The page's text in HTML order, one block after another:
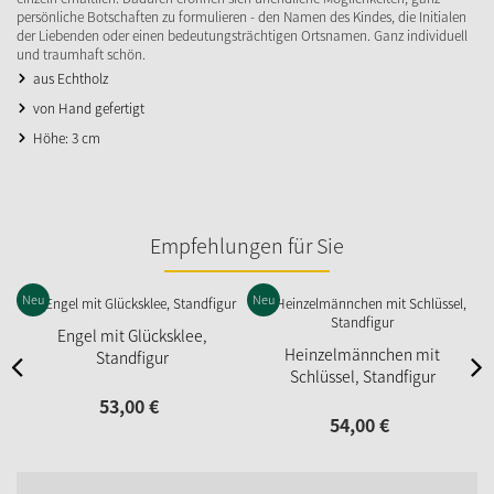
persönliche Botschaften zu formulieren - den Namen des Kindes, die Initialen
der Liebenden oder einen bedeutungsträchtigen Ortsnamen. Ganz individuell
und traumhaft schön.
aus Echtholz
von Hand gefertigt
Höhe: 3 cm
Empfehlungen für Sie
Engel mit Glücksklee,
Standfigur
Neu
53,00€
Heinzelmännchen mit
Schlüssel, Standfigur
Neu
54,00€